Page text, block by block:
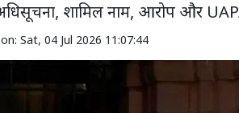
शामिल नाम, आरोप और
Sat, 04 Jul 2026 11:07:44